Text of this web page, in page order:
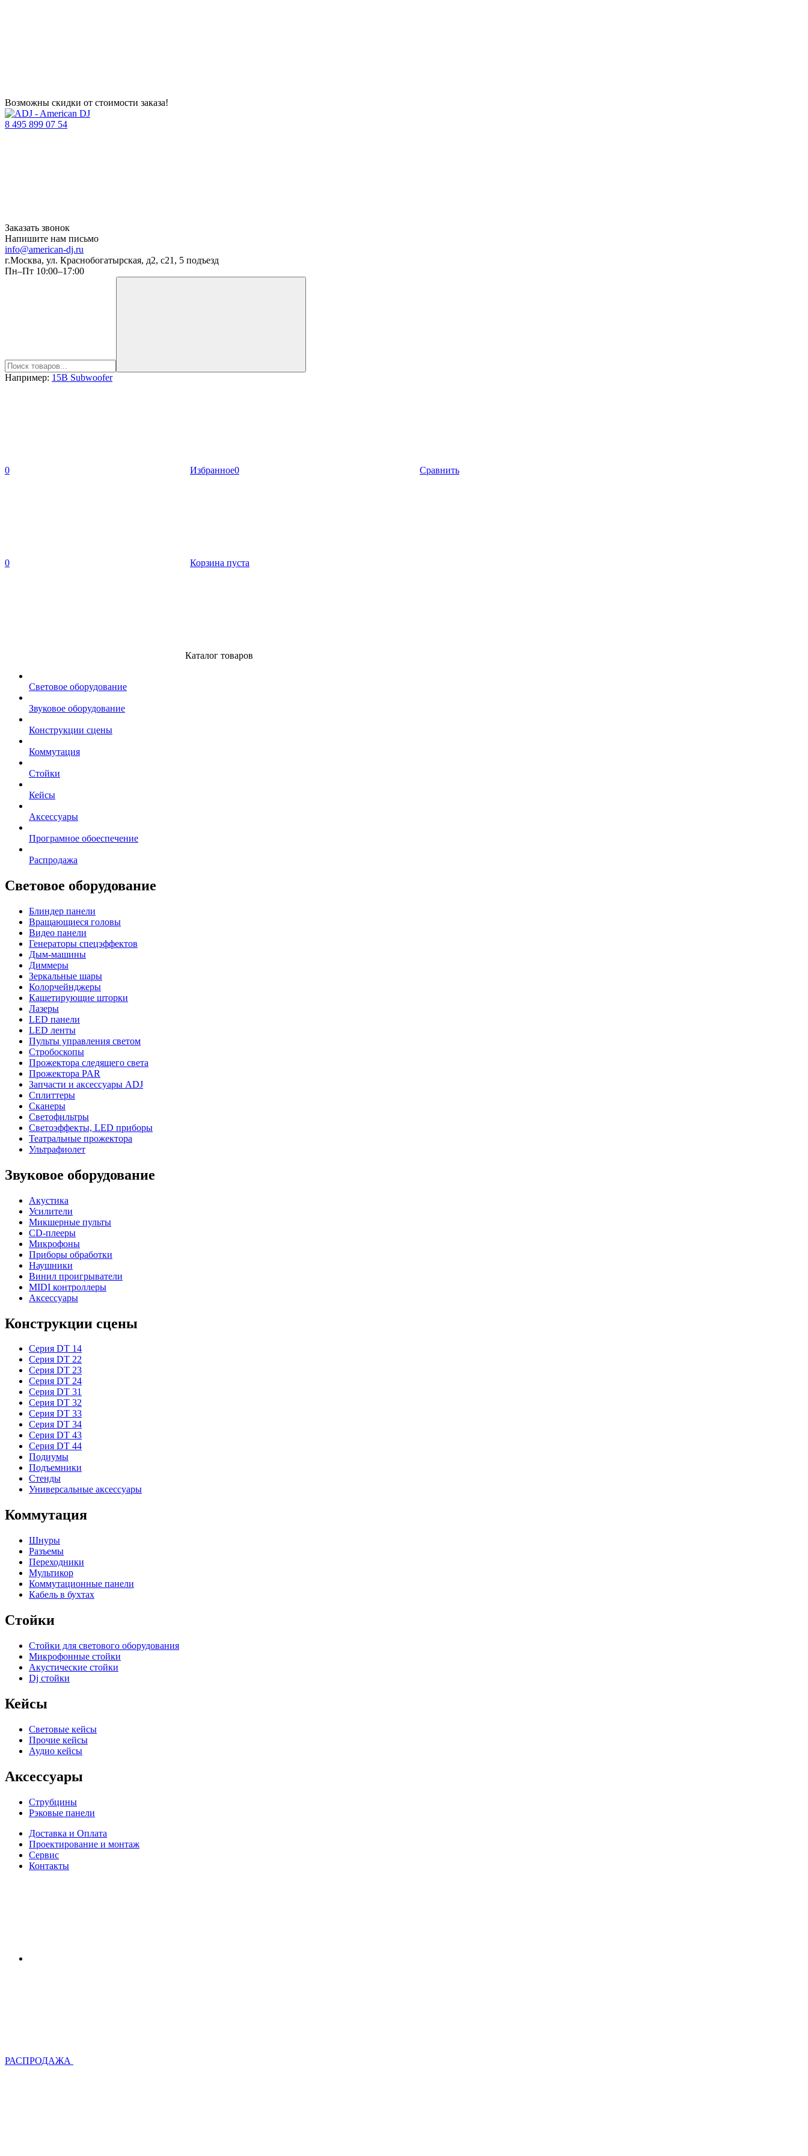
Возможны скидки от стоимости заказа!
8 495 899 07 54
Заказать звонок
Напишите нам письмо
info@american-dj.ru
г.Москва, ул. Краснобогатырская, д2, с21, 5 подъезд
Пн–Пт 10:00–17:00
Например: 15B Subwoofer
0 Избранное0 Сравнить
0 Корзина пуста
Каталог товаров
Световое оборудование
Звуковое оборудование
Конструкции сцены
Коммутация
Стойки
Кейсы
Аксессуары
Програмное обоеспечение
Распродажа
Световое оборудование
Блиндер панели
Вращающиеся головы
Видео панели
Генераторы спецэффектов
Дым-машины
Диммеры
Зеркальные шары
Колорчейнджеры
Кашетирующие шторки
Лазеры
LED панели
LED ленты
Пульты управления светом
Стробоскопы
Прожектора следящего света
Прожектора PAR
Запчасти и аксессуары ADJ
Сплиттеры
Сканеры
Светофильтры
Светоэффекты, LED приборы
Театральные прожектора
Ультрафиолет
Звуковое оборудование
Акустика
Усилители
Микшерные пульты
CD-плееры
Микрофоны
Приборы обработки
Наушники
Винил проигрыватели
MIDI контроллеры
Аксессуары
Конструкции сцены
Серия DT 14
Серия DT 22
Серия DT 23
Серия DT 24
Серия DT 31
Серия DT 32
Серия DT 33
Серия DT 34
Серия DT 43
Серия DT 44
Подиумы
Подъемники
Стенды
Универсальные аксессуары
Коммутация
Шнуры
Разъемы
Переходники
Мультикор
Коммутационные панели
Кабель в бухтах
Стойки
Стойки для светового оборудования
Микрофонные стойки
Акустические стойки
Dj стойки
Кейсы
Световые кейсы
Прочие кейсы
Аудио кейсы
Аксессуары
Струбцины
Рэковые панели
Доставка и Оплата
Проектирование и монтаж
Сервис
Контакты
РАСПРОДАЖА